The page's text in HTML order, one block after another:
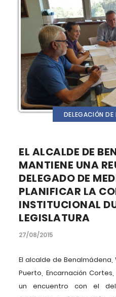
DELEGACIÓN
EL ALCALDE DE
MANTIENE UNA
DELEGADO DE
PLANIFICAR LA
INSTITUCIONAL
LEGISLATURA
27/08/2015
El alcalde de
Puerto, Encarnación
un encuentro con el